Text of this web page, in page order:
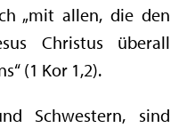
„mit allen, die den
Christus überall
(1 Kor 1,2).
Schwestern, sind